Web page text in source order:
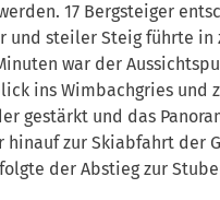
17 Bergsteiger
und steiler Steig führte
war der
ins Wimbachgries und
gestärkt und das
hinauf zur Skiabfahrt der
der Abstieg zur